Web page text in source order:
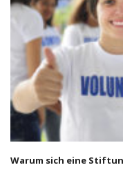
Warum sich eine